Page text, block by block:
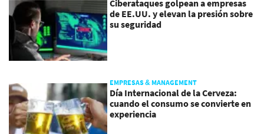
Ciberataques golpean a empresas
de EE.UU. y elevan la presión sobre
su seguridad
EMPRESAS & MANAGEMENT
Día Internacional de la Cerveza:
cuando el consumo se convierte en
experiencia